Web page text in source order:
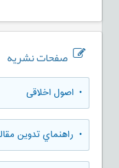
صفحات نشریه
• اصول اخلاقی
• راهنماي تدوين مقاله